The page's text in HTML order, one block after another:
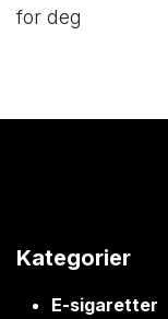
for deg
Kategorier
E-sigaretter